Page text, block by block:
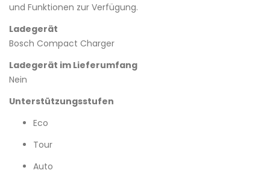
und Funktionen zur Verfügung.
Ladegerät
Bosch Compact Charger
Ladegerät im Lieferumfang
Nein
Unterstützungsstufen
Eco
Tour
Auto